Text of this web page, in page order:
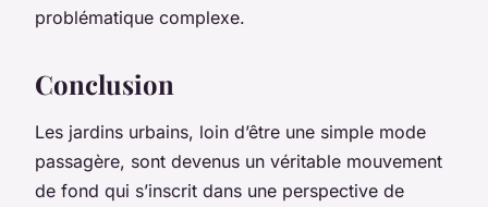
problématique complexe.
Conclusion
Les jardins urbains, loin d’être une simple mode
passagère, sont devenus un véritable mouvement
de fond qui s’inscrit dans une perspective de